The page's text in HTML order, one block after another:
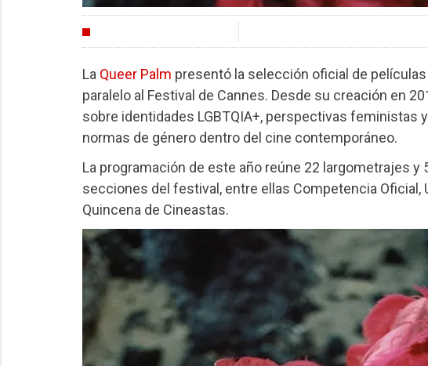
La Queer Palm presentó la selección oficial de
paralelo al Festival de Cannes. Desde su creación en
sobre identidades LGBTQIA+, perspectivas feministas
normas de género dentro del cine contemporáneo.
La programación de este año reúne 22 largometrajes
secciones del festival, entre ellas Competencia Oficial,
Quincena de Cineastas.